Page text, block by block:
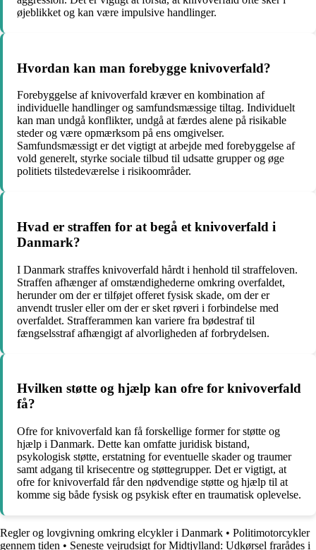
øjeblikket og kan være impulsive handlinger.
Hvordan kan man forebygge knivoverfald?
Forebyggelse af knivoverfald kræver en kombination af
individuelle handlinger og samfundsmæssige tiltag. Individuelt
kan man undgå konflikter, undgå at færdes alene på risikable
steder og være opmærksom på ens omgivelser.
Samfundsmæssigt er det vigtigt at arbejde med forebyggelse af
vold generelt, styrke sociale tilbud til udsatte grupper og øge
politiets tilstedeværelse i risikoområder.
Hvad er straffen for at begå et knivoverfald i
Danmark?
I Danmark straffes knivoverfald hårdt i henhold til straffeloven.
Straffen afhænger af omstændighederne omkring overfaldet,
herunder om der er tilføjet offeret fysisk skade, om der er
anvendt trusler eller om der er sket røveri i forbindelse med
overfaldet. Strafferammen kan variere fra bødestraf til
fængselsstraf afhængigt af alvorligheden af forbrydelsen.
Hvilken støtte og hjælp kan ofre for knivoverfald
få?
Ofre for knivoverfald kan få forskellige former for støtte og
hjælp i Danmark. Dette kan omfatte juridisk bistand,
psykologisk støtte, erstatning for eventuelle skader og traumer
samt adgang til krisecentre og støttegrupper. Det er vigtigt, at
ofre for knivoverfald får den nødvendige støtte og hjælp til at
komme sig både fysisk og psykisk efter en traumatisk oplevelse.
Regler og lovgivning omkring elcykler i Danmark • Politimotorcykler
gennem tiden • Seneste vejrudsigt for Midtjylland: Udkørsel frarådes i